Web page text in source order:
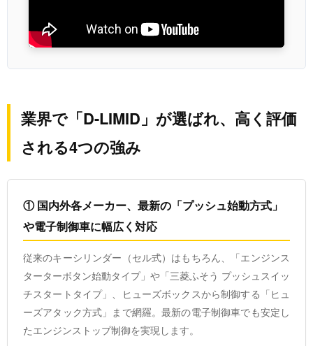
業界で「D-LIMID」が選ばれ、高く評価
される4つの強み
① 国内外各メーカー、最新の「プッシュ始動方式」
や電子制御車に幅広く対応
従来のキーシリンダー（セル式）はもちろん、「エンジンス
ターターボタン始動タイプ」や「三菱ふそう プッシュスイッ
チスタートタイプ」、ヒューズボックスから制御する「ヒュ
ーズアタック方式」まで網羅。最新の電子制御車でも安定し
たエンジンストップ制御を実現します。